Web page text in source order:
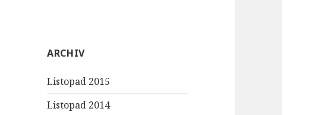
ARCHIV
Listopad 2015
Listopad 2014